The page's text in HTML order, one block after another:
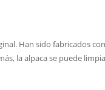
Han sido fabricados
la alpaca se puede